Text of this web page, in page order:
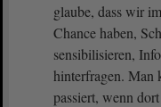
glaube, dass wir
Chance haben,
sensibilisieren,
hinterfragen. Man
passiert, wenn